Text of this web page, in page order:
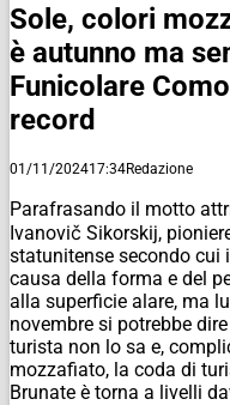
Sole, colori
è autunno ma
Funicolare
record
01/11/202417:34Redazione
Parafrasando il motto
Ivanovič Sikorskij,
statunitense secondo cui
causa della forma e del
alla superficie alare, ma
novembre si potrebbe
turista non lo sa e,
mozzafiato, la coda di
Brunate è torna a livelli